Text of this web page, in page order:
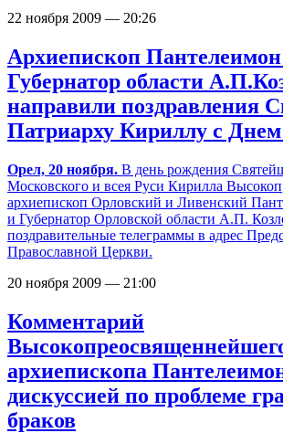
22 ноября 2009 — 20:26
Архиепископ
Губернатор области
направили поздравления
Патриарху Кириллу с
Орел, 20 ноября. В день рождения
Московского и всея Руси Кирилла
архиепископ Орловский и Ливенский
и Губернатор Орловской области А.П.
поздравительные телеграммы в адрес
Православной Церкви.
20 ноября 2009 — 21:00
Комментарий
архиепископа
дискуссией по проблеме
браков